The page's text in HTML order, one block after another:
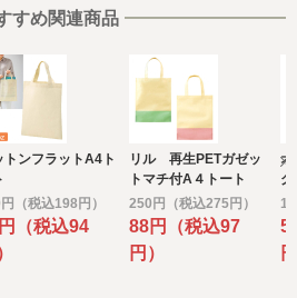
保護の措置
会のホームページ
では、各国における個人情報保護
て掲載されています。
親権者または後見人の承諾を得た
用するものとします。
託について
いの全部又は、一部を委託するこ
いて最善の考慮を行います。
すめ関連商品
トンフラットA4ト
（税込198円）
（税込94
リル 再生PETガゼッ
トマチ付A４トート
250円（税込275円）
88円（税込97
円）
オ
グ